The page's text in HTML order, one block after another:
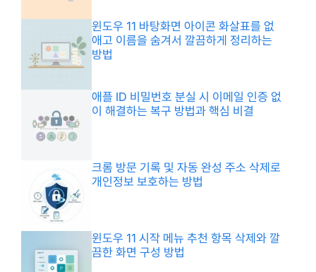
윈도우 11 바탕화면 아이콘 화살표를 없
애고 이름을 숨겨서 깔끔하게 정리하는
방법
애플 ID 비밀번호 분실 시 이메일 인증 없
이 해결하는 복구 방법과 핵심 비결
크롬 방문 기록 및 자동 완성 주소 삭제로
개인정보 보호하는 방법
윈도우 11 시작 메뉴 추천 항목 삭제와 깔
끔한 화면 구성 방법